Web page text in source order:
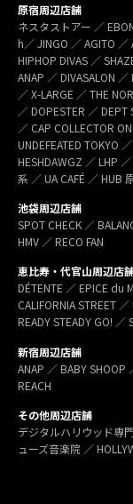
原宿周辺店舗
ネスタストアー ／
h／ JINGO ／ AGITO
HIPHOP DIVAS ／
ANAP ／ DIVASALON ／
／ X-LARGE ／ THE
／ DOPESTER ／ DEPT
／ CAP COLLECTOR
UNDEFEATED TOKYO
HESHDAWGZ ／ LHP
系 ／ UA CAFÉ ／ HUB
池袋周辺店舗
SPOT CHECK ／
HMV ／ RECO FAN
恵比寿・代官山周辺店
DÉTENTE ／ EPICE du
CALIFORNIA STREET
READY STEADY GO! ／
新宿周辺店舗
ANAP ／ BABY SHOOP
REACH
その他周辺店舗
デジタルハリウッド専
ューズ音楽院 ／